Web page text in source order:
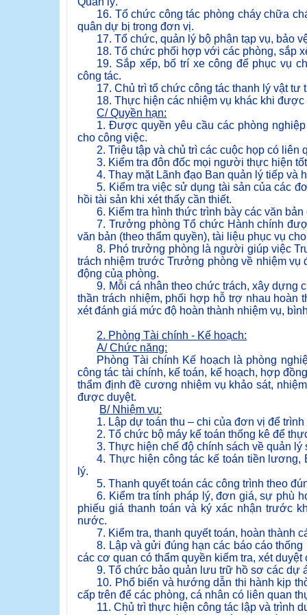
16. Tổ chức công tác phòng cháy chữa
quân dự bị trong đơn vị.
17. Tổ chức, quản lý bộ phận tạp vụ, bảo
18. Tổ chức phối hợp với các phòng, sắp
19. Sắp xếp, bố trí xe công để phục vụ
công tác.
17. Chủ trì tổ chức công tác thanh lý vật tư
18. Thực hiện các nhiệm vụ khác khi được
C/ Quyền hạn:
1. Được quyền yêu cầu các phòng
cho công việc.
2. Triệu tập và chủ trì các cuộc họp có
3. Kiểm tra đôn đốc mọi người thực hiện
4. Thay mặt Lãnh đạo Ban quản lý tiếp
5. Kiểm tra việc sử dụng tài sản của các
hồi tài sản khi xét thấy cần thiết.
6. Kiểm tra hình thức trình bày các văn
7. Trưởng phòng Tổ chức Hành chính
văn bản (theo thẩm quyền), tài liệu phục vụ
8. Phó trưởng phòng là người giúp việc
trách nhiệm trước Trưởng phòng về nhiệm
động của phòng.
9. Mỗi cá nhân theo chức trách, xây dựng
thần trách nhiệm, phối hợp hỗ trợ nhau hoàn
xét đánh giá mức độ hoàn thành nhiệm vụ,
2. Phòng Tài chính - Kế hoạch:
A/ Chức năng:
Phòng Tài chính Kế hoạch là phòng
công tác tài chính, kế toán, kế hoạch, hợp
thẩm định đề cương nhiệm vụ khảo sát,
được duyệt.
B/ Nhiệm vụ:
1. Lập dự toán thu – chi của đơn vị để
2. Tổ chức bộ máy kế toán thống kê để
3. Thực hiện chế độ chính sách về quản
4. Thực hiện công tác kế toán tiền lương,
lý.
5. Thanh quyết toán các công trình theo
6. Kiểm tra tính pháp lý, đơn giá, sự phù
phiếu giá thanh toán và ký xác nhận trước
nước.
7. Kiểm tra, thanh quyết toán, hoàn thành
8. Lập và gửi đúng hạn các báo cáo
các cơ quan có thẩm quyền kiểm tra, xét
9. Tổ chức bảo quản lưu trữ hồ sơ các dự
10. Phổ biến và hướng dẫn thi hành kịp
cấp trên để các phòng, cá nhân có liên quan
11. Chủ trì thực hiện công tác lập và trình